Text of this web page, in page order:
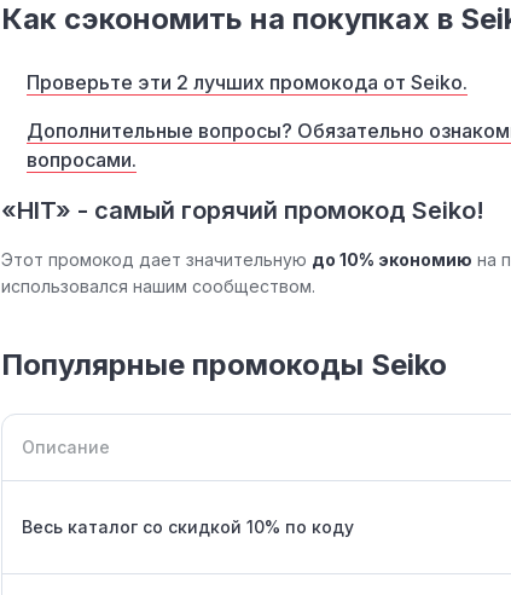
Как сэкономить на покупках в
Проверьте эти 2 лучших промокода от Seiko.
Дополнительные вопросы? Обязательно
вопросами.
«HIT» - самый горячий промокод Seiko!
Этот промокод дает значительную до 10% экономию на
использовался нашим сообществом.
Популярные промокоды Seiko
Описание
Весь каталог со скидкой 10% по коду